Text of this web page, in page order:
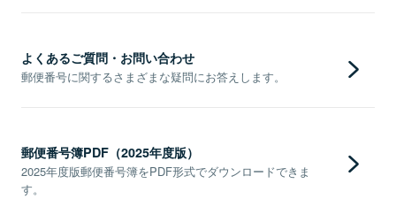
よくあるご質問・お問い合わせ
郵便番号に関するさまざまな疑問にお答えします。
郵便番号簿PDF（2025年度版）
2025年度版郵便番号簿をPDF形式でダウンロードできま
す。